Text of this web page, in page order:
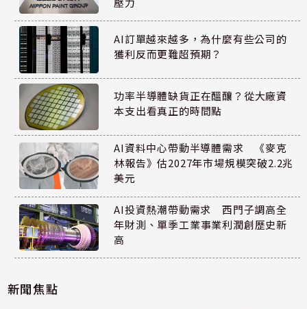
AI訂單越來越多，為什麼有些公司的
獲利反而更難超預期？
功率半導體缺貨正在醞釀？從大廠資
本支出看真正的時間點
AI資料中心帶動半導體需求 《麥克
林報告》估2027年市場規模突破2.2兆
美元
AI投資熱潮帶動需求 西門子調高全
年財測、單季工業事業利潤創歷史新
高
新聞焦點